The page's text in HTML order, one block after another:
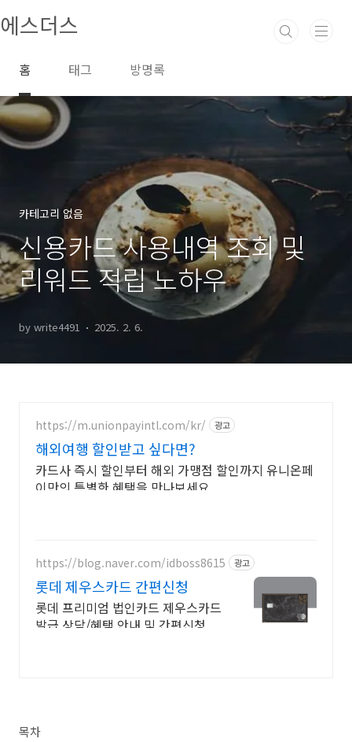
에스더스
홈 태그 방명록
카테고리 없음
신용카드 사용내역 조회 및
리워드 적립 노하우
by write4491 2025. 2. 6.
https://m.unionpayintl.com/kr/ 광고
해외여행 할인받고 싶다면?
카드사 즉시 할인부터 해외 가맹점 할인까지 유니온페
이만의 특별한 혜택을 만나보세요
https://blog.naver.com/idboss8615 광고
롯데 제우스카드 간편신청
롯데 프리미엄 법인카드 제우스카드
발급 상담/혜택 안내 및 간편신청.
목차